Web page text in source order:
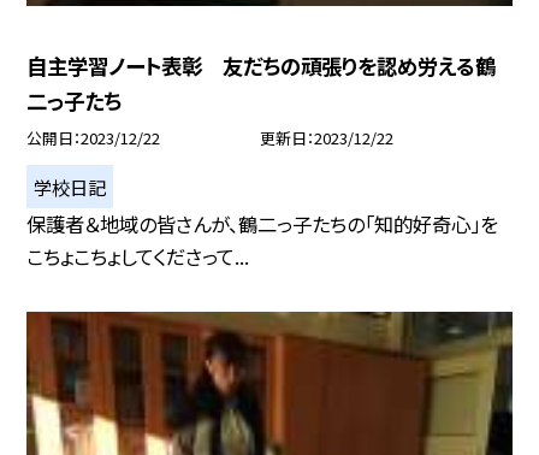
自主学習ノート表彰 友だちの頑張りを認め労える鶴
二っ子たち
公開日 2023/12/22 更新日 2023/12/22
学校日記
保護者＆地域の皆さんが、鶴二っ子たちの「知的好奇心」を
こちょこちょしてくださって...